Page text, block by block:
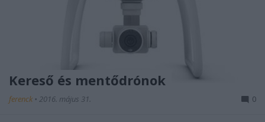
Kereső és mentődrónok
ferenck • 2016. május 31. 0